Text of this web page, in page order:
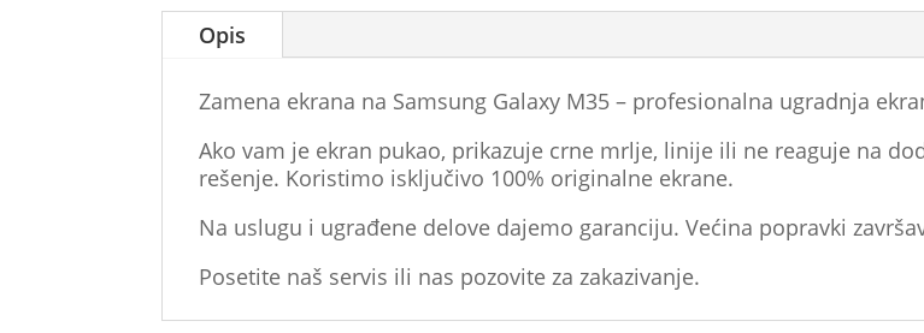
Opis
Zamena ekrana na Samsung Galaxy M35 – profesionalna ugradnja
Ako vam je ekran pukao, prikazuje crne mrlje, linije ili ne reaguje na
rešenje. Koristimo isključivo 100% originalne ekrane.
Na uslugu i ugrađene delove dajemo garanciju. Većina popravki
Posetite naš servis ili nas pozovite za zakazivanje.